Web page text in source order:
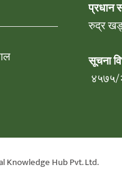
प्रधान
रुद्र
सूचना
Knowledge Hub Pvt. Ltd.